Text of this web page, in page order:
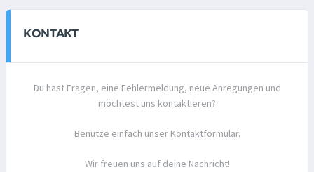
KONTAKT
Du hast Fragen, eine Fehlermeldung, neue Anregungen und
möchtest uns kontaktieren?
Benutze einfach unser Kontaktformular.
Wir freuen uns auf deine Nachricht!